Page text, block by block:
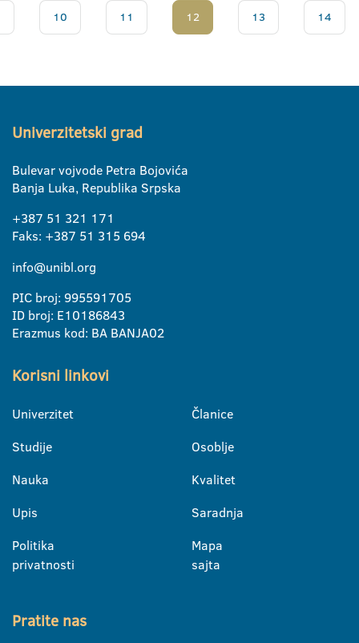
10 11 12 13 14
Univerzitetski grad
Bulevar vojvode Petra Bojovića
Banja Luka, Republika Srpska
+387 51 321 171
Faks: +387 51 315 694
info@unibl.org
PIC broj: 995591705
ID broj: E10186843
Erazmus kod: BA BANJA02
Korisni linkovi
Univerzitet
Studije
Nauka
Upis
Politika
privatnosti
Članice
Osoblje
Kvalitet
Saradnja
Mapa
sajta
Pratite nas